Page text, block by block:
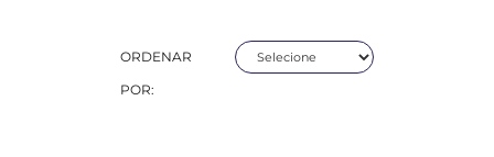
ORDENAR
POR: